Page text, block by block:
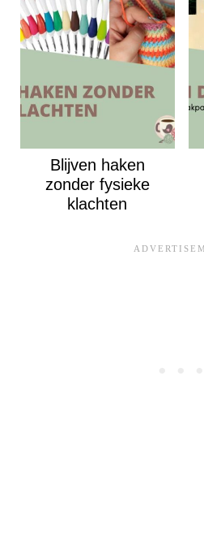
Blijven haken
zonder fysieke
klachten